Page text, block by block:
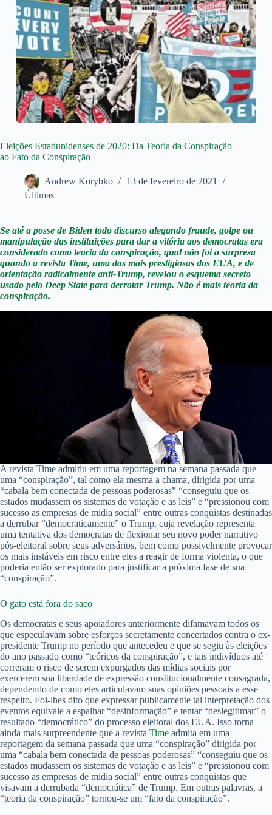
Eleições Estadunidenses de 2020: Da Teoria da Conspiração
ao Fato da Conspiração
Andrew Korybko
13 de fevereiro de 2021
Últimas
Se até a posse de Biden todo discurso alegando fraude, golpe ou
manipulação das instituições para dar a vitória aos democratas era
considerado como teoria da conspiração, qual não foi a surpresa
quando a revista Time, uma das mais prestigiosas dos EUA, e de
orientação radicalmente anti-Trump, revelou o esquema secreto
usado pelo Deep State para derrotar Trump. Não é mais teoria da
conspiração.
A revista Time admitiu em uma reportagem na semana passada que
uma “conspiração”, tal como ela mesma a chama, dirigida por uma
“cabala bem conectada de pessoas poderosas” “conseguiu que os
estados mudassem os sistemas de votação e as leis” e “pressionou com
sucesso as empresas de mídia social” entre outras conquistas destinadas
a derrubar “democraticamente” o Trump, cuja revelação representa
uma tentativa dos democratas de flexionar seu novo poder narrativo
pós-eleitoral sobre seus adversários, bem como possivelmente provocar
os mais instáveis em risco entre eles a reagir de forma violenta, o que
poderia então ser explorado para justificar a próxima fase de sua
“conspiração”.
O gato está fora do saco
Os democratas e seus apoiadores anteriormente difamavam todos os
que especulavam sobre esforços secretamente concertados contra o ex-
presidente Trump no período que antecedeu e que se segiu às eleições
do ano passado como “teóricos da conspiração”, e tais indivíduos até
correram o risco de serem expurgados das mídias sociais por
exercerem sua liberdade de expressão constitucionalmente consagrada,
dependendo de como eles articulavam suas opiniões pessoais a esse
respeito. Foi-lhes dito que expressar publicamente tal interpretação dos
eventos equivale a espalhar “desinformação” e tentar “deslegitimar” o
resultado “democrático” do processo eleitoral dos EUA. Isso torna
ainda mais surpreendente que a revista Time admita em uma
reportagem da semana passada que uma “conspiração” dirigida por
uma “cabala bem conectada de pessoas poderosas” “conseguiu que os
estados mudassem os sistemas de votação e as leis” e “pressionou com
sucesso as empresas de mídia social” entre outras conquistas que
visavam a derrubada “democrática” de Trump. Em outras palavras, a
“teoria da conspiração” tornou-se um “fato da conspiração”.